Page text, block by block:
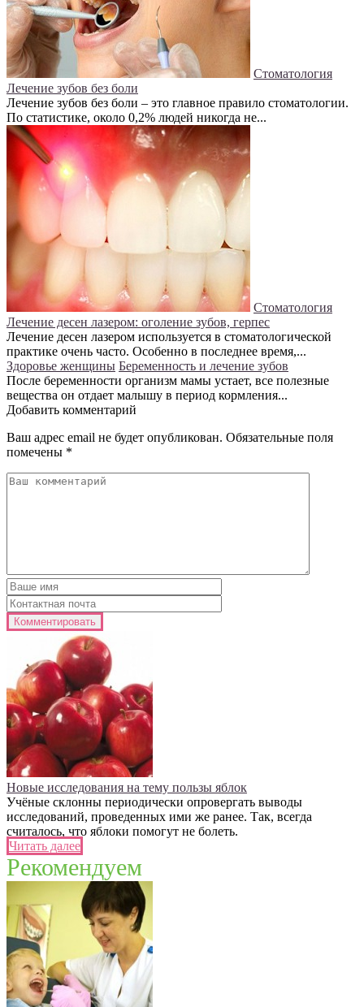
Стоматология
Лечение зубов без боли
Лечение зубов без боли – это главное правило стоматологии.
По статистике, около 0,2% людей никогда не...
Стоматология
Лечение десен лазером: оголение зубов, герпес
Лечение десен лазером используется в стоматологической
практике очень часто. Особенно в последнее время,...
Здоровье женщины Беременность и лечение зубов
После беременности организм мамы устает, все полезные
вещества он отдает малышу в период кормления...
Добавить комментарий
Ваш адрес email не будет опубликован. Обязательные поля
помечены *
Новые исследования на тему пользы яблок
Учёные склонны периодически опровергать выводы
исследований, проведенных ими же ранее. Так, всегда
считалось, что яблоки помогут не болеть.
Читать далее
Рекомендуем